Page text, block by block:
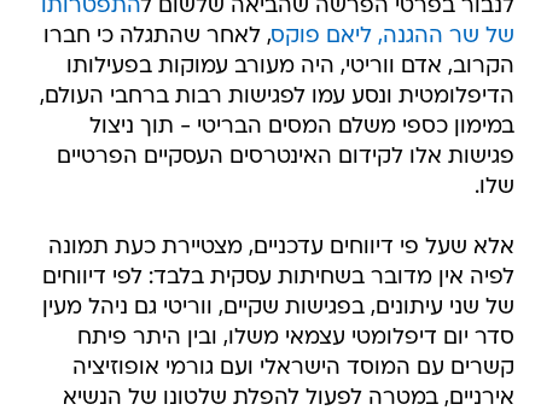
לנבור בפרטי הפרשה שהביאה שלשום להתפטרותו
של שר ההגנה, ליאם פוקס, לאחר שהתגלה כי חברו
הקרוב, אדם ווריטי, היה מעורב עמוקות בפעילותו
הדיפלומטית ונסע עמו לפגישות רבות ברחבי העולם,
במימון כספי משלם המסים הבריטי - תוך ניצול
פגישות אלו לקידום האינטרסים העסקיים הפרטיים
שלו.
אלא שעל פי דיווחים עדכניים, מצטיירת כעת תמונה
לפיה אין מדובר בשחיתות עסקית בלבד: לפי דיווחים
של שני עיתונים, בפגישות שקיים, ווריטי גם ניהל מעין
סדר יום דיפלומטי עצמאי משלו, ובין היתר פיתח
קשרים עם המוסד הישראלי ועם גורמי אופוזיציה
אירניים, במטרה לפעול להפלת שלטונו של הנשיא